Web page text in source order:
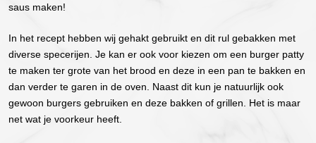
saus maken!
In het recept hebben wij gehakt gebruikt en dit rul gebakken met
diverse specerijen. Je kan er ook voor kiezen om een burger patty
te maken ter grote van het brood en deze in een pan te bakken en
dan verder te garen in de oven. Naast dit kun je natuurlijk ook
gewoon burgers gebruiken en deze bakken of grillen. Het is maar
net wat je voorkeur heeft.